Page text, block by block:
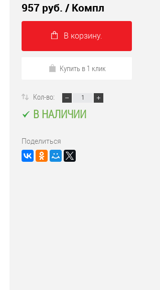
957 руб. / Компл
В корзину.
Купить в 1 клик
Кол-во:
В НАЛИЧИИ
Поделиться